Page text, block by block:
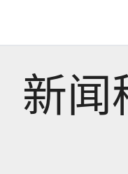
新闻